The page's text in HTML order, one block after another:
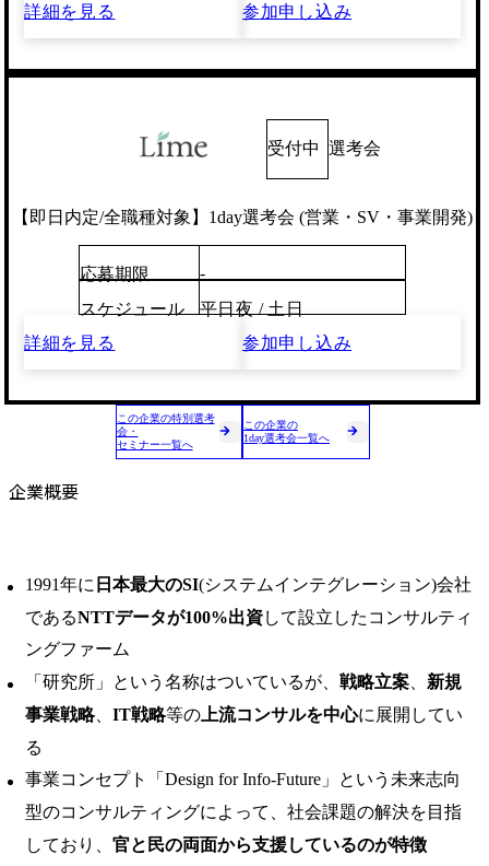
詳細を見る
参加申し込み
受付中 選考会
【即日内定/全職種対象】1day選考会 (営業・SV・事業開発)
応募期限
-
スケジュール
平日夜 / 土日
詳細を見る
参加申し込み
この企業の特別選考
会・
セミナー一覧へ
この企業の
1day選考会一覧へ
企業概要
1991年に 日本最大のSI(システムインテグレーション)会社
であるNTTデータが100%出資して設立したコンサルティ
ングファーム
「研究所」という名称はついているが、 戦略立案
新規
事業戦略、 IT戦略等の 上流コンサルを中心に展開してい
る
事業コンセプト「Design for Info-Future」という未来志向
型のコンサルティングによって、社会課題の解決を目指
しており、 官と民の両面から支援しているのが特徴